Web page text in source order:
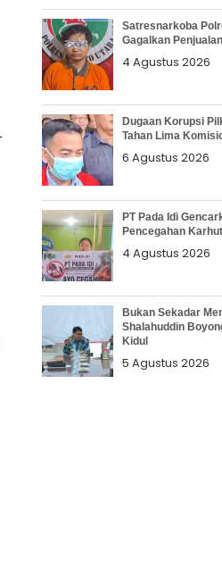
Satresnarkoba
Gagalkan
4 Agustus 2026
Dugaan Korupsi
Tahan Lima
6 Agustus 2026
PT Pada Idi
Pencegahan
4 Agustus 2026
Bukan Sekadar
Shalahuddin
Kidul
5 Agustus 2026